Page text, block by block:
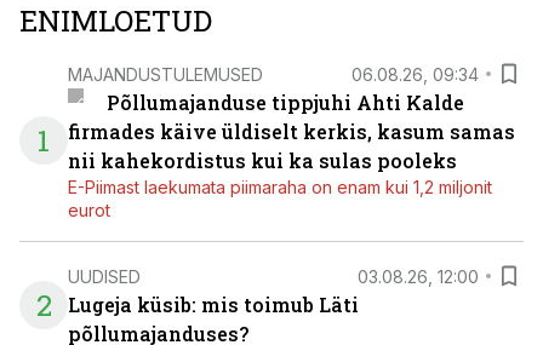
ENIMLOETUD
1
MAJANDUSTULEMUSED 06.08.26, 09:34
Põllumajanduse tippjuhi Ahti Kalde
firmades käive üldiselt kerkis, kasum samas
nii kahekordistus kui ka sulas pooleks
E-Piimast laekumata piimaraha on enam kui 1,2 miljonit
eurot
2
UUDISED 03.08.26, 12:00
Lugeja küsib: mis toimub Läti
põllumajanduses?